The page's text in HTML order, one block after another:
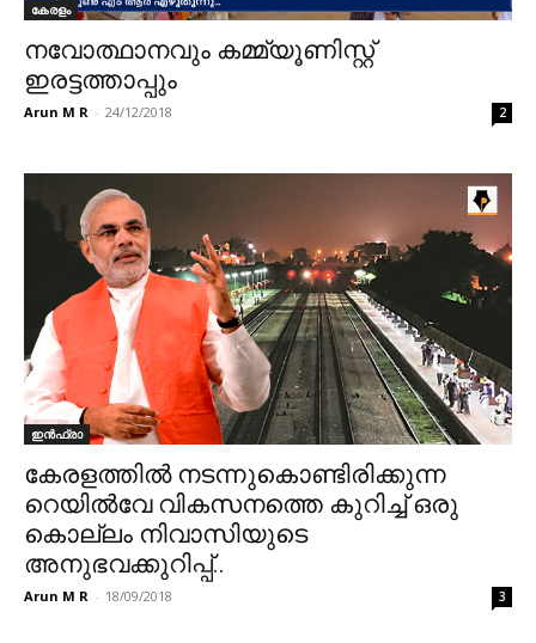
കേരളം
നവോത്ഥാനവും കമ്മ്യൂണിസ്റ്റ്
ഇരട്ടത്താപ്പും
Arun M R - 24/12/2018 2
ഇൻഫ്രാ
കേരളത്തിൽ നടന്നുകൊണ്ടിരിക്കുന്ന
റെയിൽവേ വികസനത്തെ കുറിച്ച് ഒരു
കൊല്ലം നിവാസിയുടെ
അനുഭവക്കുറിപ്പ്..
Arun M R - 18/09/2018 3